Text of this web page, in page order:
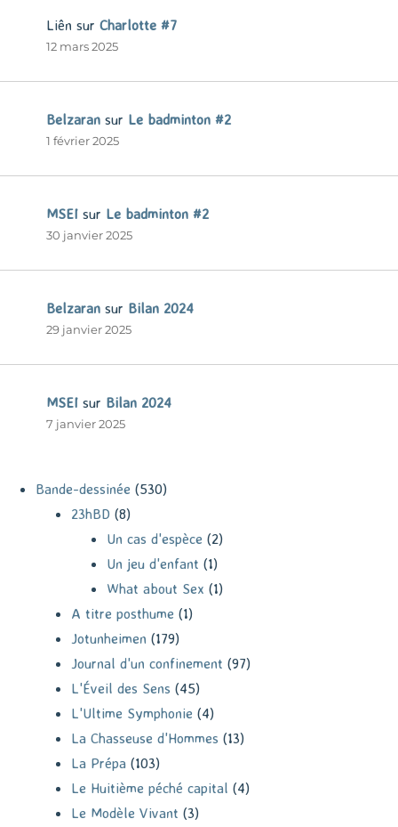
Liên sur Charlotte #7
12 mars 2025
Belzaran sur Le badminton #2
1 février 2025
MSEI sur Le badminton #2
30 janvier 2025
Belzaran sur Bilan 2024
29 janvier 2025
MSEI sur Bilan 2024
7 janvier 2025
Bande-dessinée (530)
23hBD (8)
Un cas d'espèce (2)
Un jeu d'enfant (1)
What about Sex (1)
A titre posthume (1)
Jotunheimen (179)
Journal d'un confinement (97)
L'Éveil des Sens (45)
L'Ultime Symphonie (4)
La Chasseuse d'Hommes (13)
La Prépa (103)
Le Huitième péché capital (4)
Le Modèle Vivant (3)